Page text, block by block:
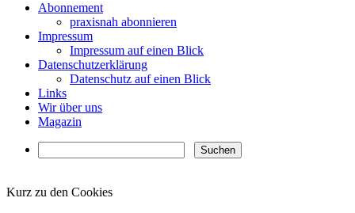
Abonnement
praxisnah abonnieren
Impressum
Impressum auf einen Blick
Datenschutzerklärung
Datenschutz auf einen Blick
Links
Wir über uns
Magazin
Kurz zu den Cookies